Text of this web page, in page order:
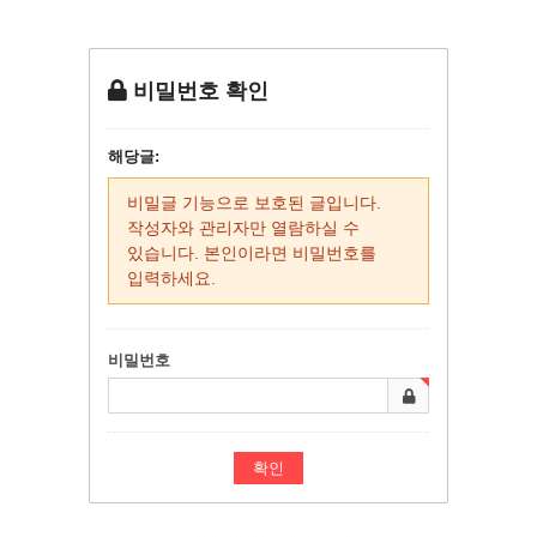
비밀번호 확인
해당글:
비밀글 기능으로 보호된 글입니다.
작성자와 관리자만 열람하실 수
있습니다. 본인이라면 비밀번호를
입력하세요.
비밀번호